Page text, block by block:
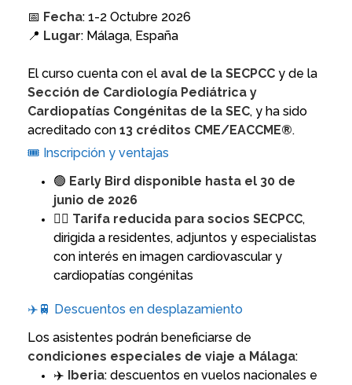
📅 Fecha: 1-2 Octubre 2026
📍 Lugar: Málaga, España
El curso cuenta con el aval de la SECPCC y de la
Sección de Cardiología Pediátrica y
Cardiopatías Congénitas de la SEC, y ha sido
acreditado con 13 créditos CME/EACCME®.
🎟️ Inscripción y ventajas
🟢 Early Bird disponible hasta el 30 de
junio de 2026
👩‍⚕️ Tarifa reducida para socios SECPCC,
dirigida a residentes, adjuntos y especialistas
con interés en imagen cardiovascular y
cardiopatías congénitas
✈️🚆 Descuentos en desplazamiento
Los asistentes podrán beneficiarse de
condiciones especiales de viaje a Málaga:
✈️ Iberia: descuentos en vuelos nacionales e